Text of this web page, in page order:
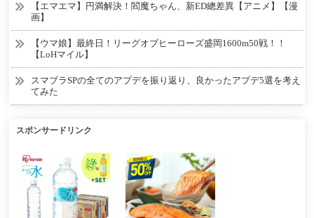
【エマエマ】円満解決！閻魔ちゃん、新ED總差異【アニメ】【漫
画】
【ウマ娘】最終日！リーグオブヒーローズ盛岡1600m50戦！！
【LoHマイル】
スマブラSPの全てのアプデを振り返り、良かったアプデ5選を考え
てみた
スポンサードリンク